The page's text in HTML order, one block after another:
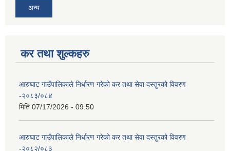
अन्य
कर तथा शुल्कहरु
आरुघाट गाउँपालिकाले निर्धारण गरेको कर तथा सेवा दस्तुरको विवरण
-२०८३/०८४
मिति 07/17/2026 - 09:50
आरुघाट गाउँपालिकाले निर्धारण गरेको कर तथा सेवा दस्तुरको विवरण
-२०८२/०८३